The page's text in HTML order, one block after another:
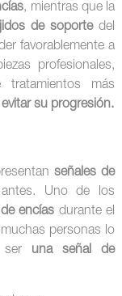
, mientras que la
de soportedel
favorablemente a
profesionales,
tratamientos más
su progresión.
señales de
Uno de los
encías durante el
personas lo
ser una señal de